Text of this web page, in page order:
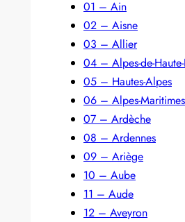
01 – Ain
02 – Aisne
03 – Allier
04 – Alpes-de-
05 – Hautes-Alpes
06 – Alpes-Maritimes
07 – Ardèche
08 – Ardennes
09 – Ariège
10 – Aube
11 – Aude
12 – Aveyron